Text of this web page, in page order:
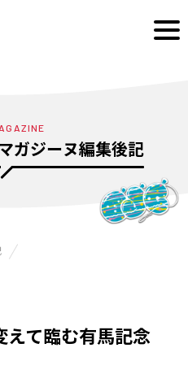
ガジーヌ編集後記
えて臨む有馬記念